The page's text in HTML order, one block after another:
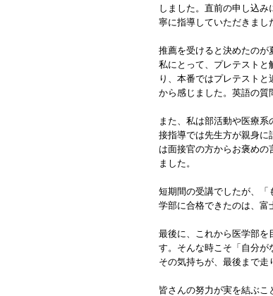
しました。直前の申し込
寧に指導していただきまし
推薦を受けると決めたのが
私にとって、プレテストと
り、本番ではプレテスト
から感じました。英語の質
また、私は部活動や医療
接指導では先生方が親身に
は面接官の方からお褒めの
ました。
短期間の受講でしたが、「
学部に合格できたのは、富
最後に、これから医学部を
す。そんな時こそ「自分が
その気持ちが、最後まで走
皆さんの努力が実を結ぶこ